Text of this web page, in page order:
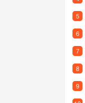
5
6
7
8
9